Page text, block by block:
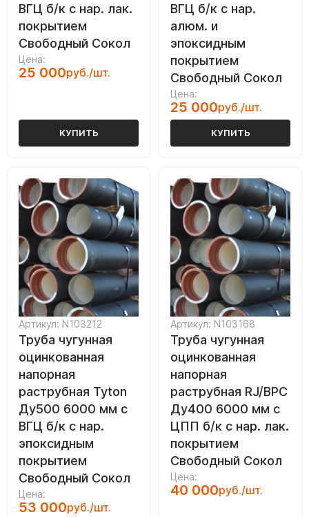
ВГЦ б/к с нар. лак.
покрытием
Свободный Сокол
Цена:
25 000руб./шт.
КУПИТЬ
ВГЦ б/к с нар.
алюм. и
эпоксидным
покрытием
Свободный Сокол
Цена:
25 000руб./шт.
КУПИТЬ
Артикул: N103212
Труба чугунная
оцинкованная
напорная
раструбная Tyton
Ду500 6000 мм с
ВГЦ б/к с нар.
эпоксидным
покрытием
Свободный Сокол
Цена:
53 000руб./шт.
Артикул: N103168
Труба чугунная
оцинкованная
напорная
раструбная RJ/ВРС
Ду400 6000 мм с
ЦПП б/к с нар. лак.
покрытием
Свободный Сокол
Цена:
40 000руб./шт.